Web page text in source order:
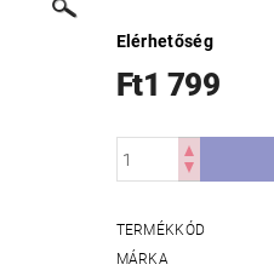
Elérhetőség
Ft1 799
TERMÉKKÓD
MÁRKA